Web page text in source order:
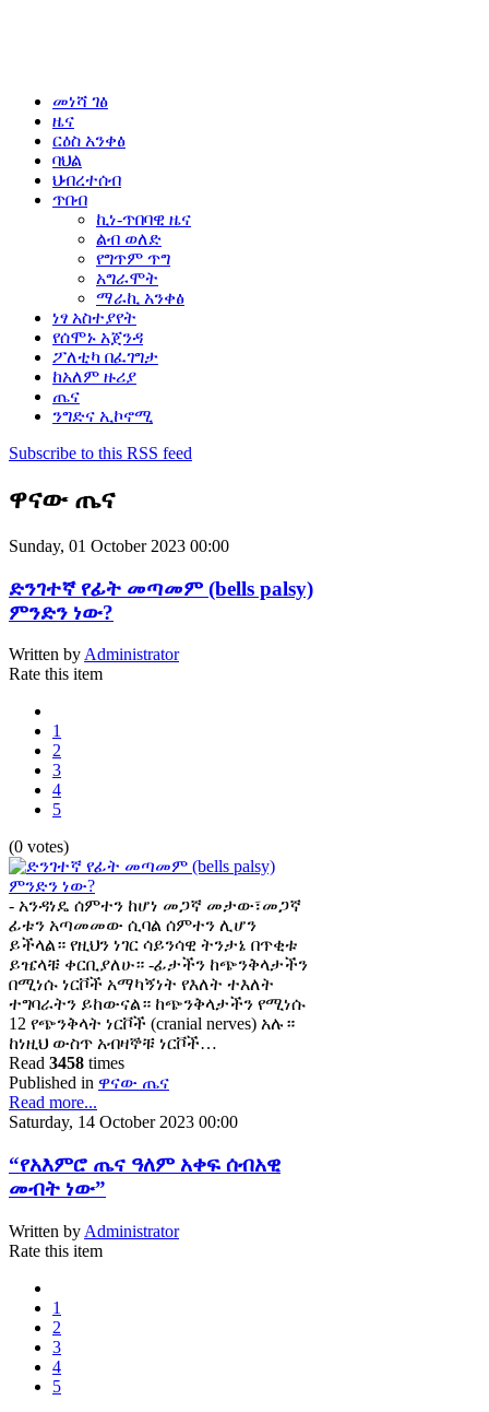
መነሻ ገፅ
ዜና
ርዕስ አንቀፅ
ባህል
ህብረተሰብ
ጥበብ
ኪነ-ጥበባዊ ዜና
ልብ ወለድ
የግጥም ጥግ
አግራሞት
ማራኪ አንቀፅ
ነፃ አስተያየት
የሰሞኑ አጀንዳ
ፖለቲካ በፈገግታ
ከአለም ዙሪያ
ጤና
ንግድና ኢኮኖሚ
Subscribe to this RSS feed
ዋናው ጤና
Sunday, 01 October 2023 00:00
ድንገተኛ የፊት መጣመም (bells palsy)
ምንድን ነው?
Written by Administrator
Rate this item
1
2
3
4
5
(0 votes)
- አንዳነዴ ሰምተን ከሆነ መጋኛ መታው፣መጋኛ
ፊቱን አጣመመው ሲባል ሰምተን ሊሆን
ይችላል። የዚህን ነገር ሳይንሳዊ ትንታኔ በጥቂቱ
ይዤላቹ ቀርቢያለሁ። -ፊታችን ከጭንቅላታችን
በሚነሱ ነርቮች አማካኝነት የእለት ተእለት
ተግባራትን ይከውናል። ከጭንቅላታችን የሚነሱ
12 የጭንቅላት ነርቮች (cranial nerves) አሉ።
ከነዚህ ውስጥ አብዛኞቹ ነርቮች…
Read 3458 times
Published in ዋናው ጤና
Read more...
Saturday, 14 October 2023 00:00
“የአእምሮ ጤና ዓለም አቀፍ ሰብአዊ
መብት ነው”
Written by Administrator
Rate this item
1
2
3
4
5